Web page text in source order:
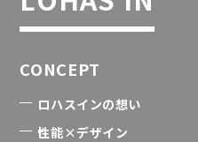
CONCEPT
ロハスインの想い
性能×デザイン